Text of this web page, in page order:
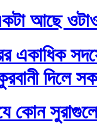
আছে
একাধিক
দিলে
কোন